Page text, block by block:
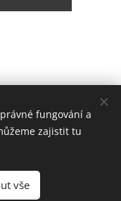
fungování a
zajistit tu
vše